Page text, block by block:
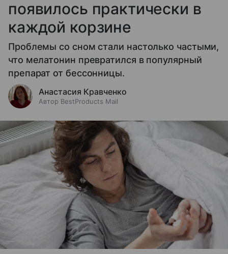
появилось практически в
каждой корзине
Проблемы со сном стали настолько частыми,
что мелатонин превратился в популярный
препарат от бессонницы.
Анастасия Кравченко
Автор BestProducts Mail